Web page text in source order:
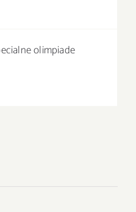
olimpiade